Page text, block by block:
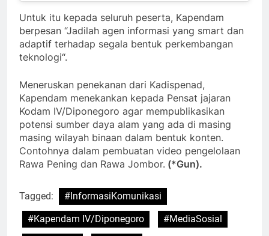
Untuk itu kepada seluruh peserta, Kapendam
berpesan “Jadilah agen informasi yang smart dan
adaptif terhadap segala bentuk perkembangan
teknologi“.
Meneruskan penekanan dari Kadispenad,
Kapendam menekankan kepada Pensat jajaran
Kodam IV/Diponegoro agar mempublikasikan
potensi sumber daya alam yang ada di masing
masing wilayah binaan dalam bentuk konten.
Contohnya dalam pembuatan video pengelolaan
Rawa Pening dan Rawa Jombor. (*Gun).
Tagged:
#InformasiKomunikasi
#Kapendam IV/Diponegoro
#MediaSosial